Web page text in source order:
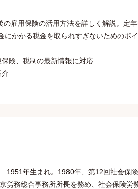
雇用保険の活用方法を詳しく解説。定
かかる税金を取られすぎないためのポ
険、税制の最新情報に対応
介
年生まれ。1980年、第12回社会保険
労務総合事務所所長を務め、社会保険労